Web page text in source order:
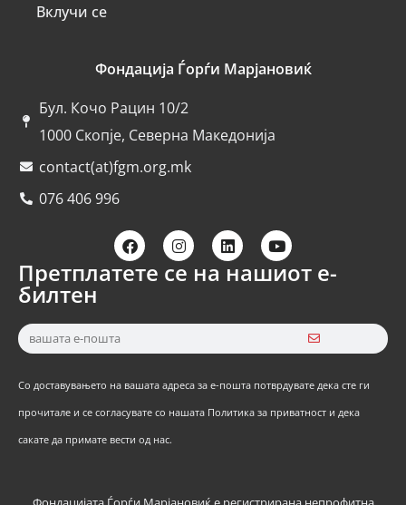
Вклучи се
Фондација Ѓорѓи Марјановиќ
Бул. Кочо Рацин 10/2
1000 Скопје, Северна Македонија
contact(at)fgm.org.mk
076 406 996
Претплатете се на нашиот е-
билтен
Со доставувањето на вашата адреса за е-пошта потврдувате дека сте ги
прочитале и се согласувате со нашата Политика за приватност и дека
сакате да примате вести од нас.